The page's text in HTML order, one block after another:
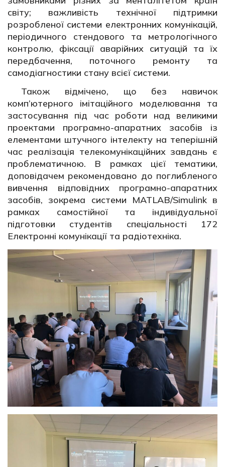
світу; важливість технічної підтримки
розробленої системи електронних комунікацій,
періодичного стендового та метрологічного
контролю, фіксації аварійних ситуацій та їх
передбачення, поточного ремонту та
самодіагностики стану всієї системи.
Також відмічено, що без навичок
комп’ютерного імітаційного моделювання та
застосування під час роботи над великими
проектами програмно-апаратних засобів із
елементами штучного інтелекту на теперішній
час реалізація телекомунікаційних завдань є
проблематичною. В рамках цієї тематики,
доповідачем рекомендовано до поглибленого
вивчення відповідних програмно-апаратних
засобів, зокрема системи MATLAB/Simulink в
рамках самостійної та індивідуальної
підготовки студентів спеціальності 172
Електронні комунікації та радіотехніка.